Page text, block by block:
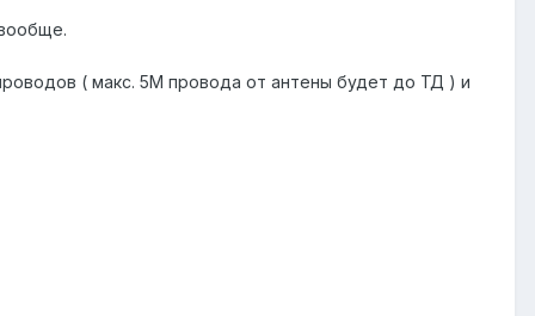
( макс. 5М провода от антены будет до ТД ) и